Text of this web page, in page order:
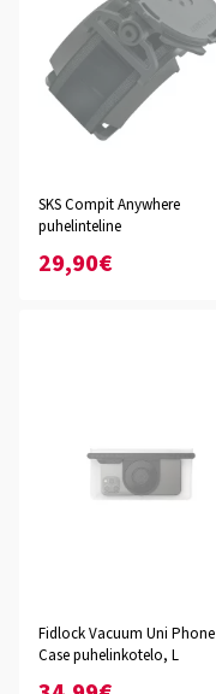
SKS Compit Anywhere
puhelinteline
29,90€
Fidlock Vacuum Uni Phone
Case puhelinkotelo, L